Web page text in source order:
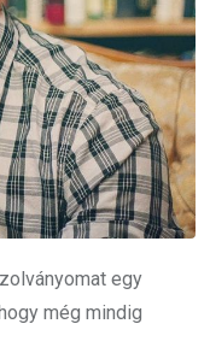
egy
még mindig